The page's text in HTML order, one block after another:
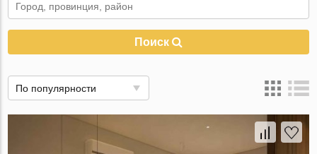
Поиск
По популярности